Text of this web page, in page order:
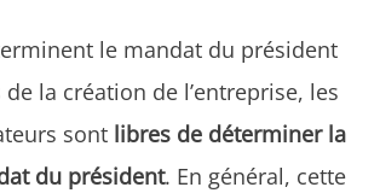
le mandat du président
de la création de l’entreprise, les
sont libres de déterminer la
du président. En général, cette